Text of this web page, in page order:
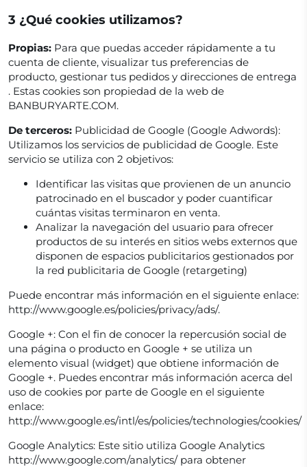
3 ¿Qué cookies utilizamos?
Propias: Para que puedas acceder rápidamente a tu
cuenta de cliente, visualizar tus preferencias de
producto, gestionar tus pedidos y direcciones de entrega
. Estas cookies son propiedad de la web de
BANBURYARTE.COM.
De terceros: Publicidad de Google (Google Adwords):
Utilizamos los servicios de publicidad de Google. Este
servicio se utiliza con 2 objetivos:
Identificar las visitas que provienen de un anuncio
patrocinado en el buscador y poder cuantificar
cuántas visitas terminaron en venta.
Analizar la navegación del usuario para ofrecer
productos de su interés en sitios webs externos que
disponen de espacios publicitarios gestionados por
la red publicitaria de Google (retargeting)
Puede encontrar más información en el siguiente enlace:
http://www.google.es/policies/privacy/ads/.
Google +: Con el fin de conocer la repercusión social de
una página o producto en Google + se utiliza un
elemento visual (widget) que obtiene información de
Google +. Puedes encontrar más información acerca del
uso de cookies por parte de Google en el siguiente
enlace:
http://www.google.es/intl/es/policies/technologies/cookies/
Google Analytics: Este sitio utiliza Google Analytics
http://www.google.com/analytics/ para obtener